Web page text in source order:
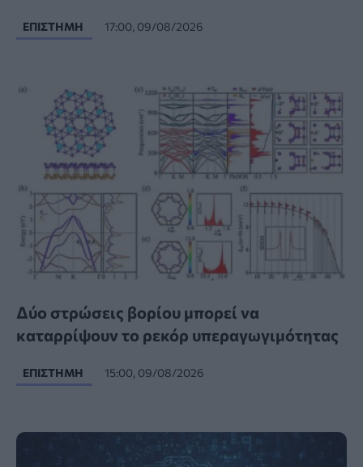
ΕΠΙΣΤΉΜΗ 17:00, 09/08/2026
Δύο στρώσεις βορίου μπορεί να
καταρρίψουν το ρεκόρ υπεραγωγιμότητας
ΕΠΙΣΤΉΜΗ 15:00, 09/08/2026